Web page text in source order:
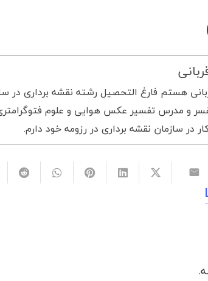
هستم فارغ التحصیل رشته نقشه برداری در
و مدرس تفسیر عکس هوایی و علوم
در سازمان نقشه برداری در رزومه خود دارم.